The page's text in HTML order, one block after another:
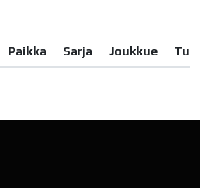
Paikka Sarja Joukkue